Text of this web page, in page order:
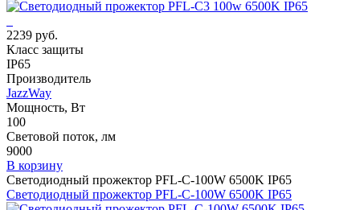
2239 руб.
Класс защиты
IP65
Производитель
JazzWay
Мощность, Вт
100
Световой поток, лм
9000
В корзину
Светодиодный прожектор PFL-С-100W 6500K IP65
Светодиодный прожектор PFL-С-100W 6500K IP65